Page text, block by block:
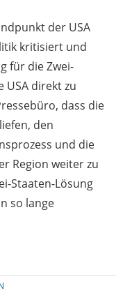
der USA
kritisiert und
für die Zwei-
USA direkt zu
dass die
den
und die
Region weiter zu
Staaten-Lösung
so lange